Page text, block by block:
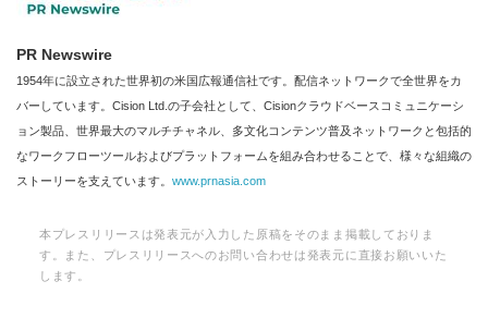
PR Newswire
1954年に設立された世界初の米国広報通信社です。配信ネットワークで全世界をカ
バーしています。Cision Ltd.の子会社として、Cisionクラウドベースコミュニケーシ
ョン製品、世界最大のマルチチャネル、多文化コンテンツ普及ネットワークと包括的
なワークフローツールおよびプラットフォームを組み合わせることで、様々な組織の
ストーリーを支えています。 www.prnasia.com
本プレスリリースは発表元が入力した原稿をそのまま掲載しておりま
す。また、プレスリリースへのお問い合わせは発表元に直接お願いいた
します。